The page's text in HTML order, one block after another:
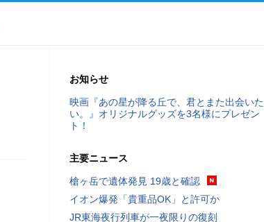
お知らせ
映画『あの星が降る丘で、君とまた出会いた
い。』オリジナルグッズを3名様にプレゼン
ト！
主要ニュース
槍ヶ岳で遺体発見 19歳と確認
イオン爆発「貴重品OK」と許可か
JR東海夜行列車が一夜限りの復刻